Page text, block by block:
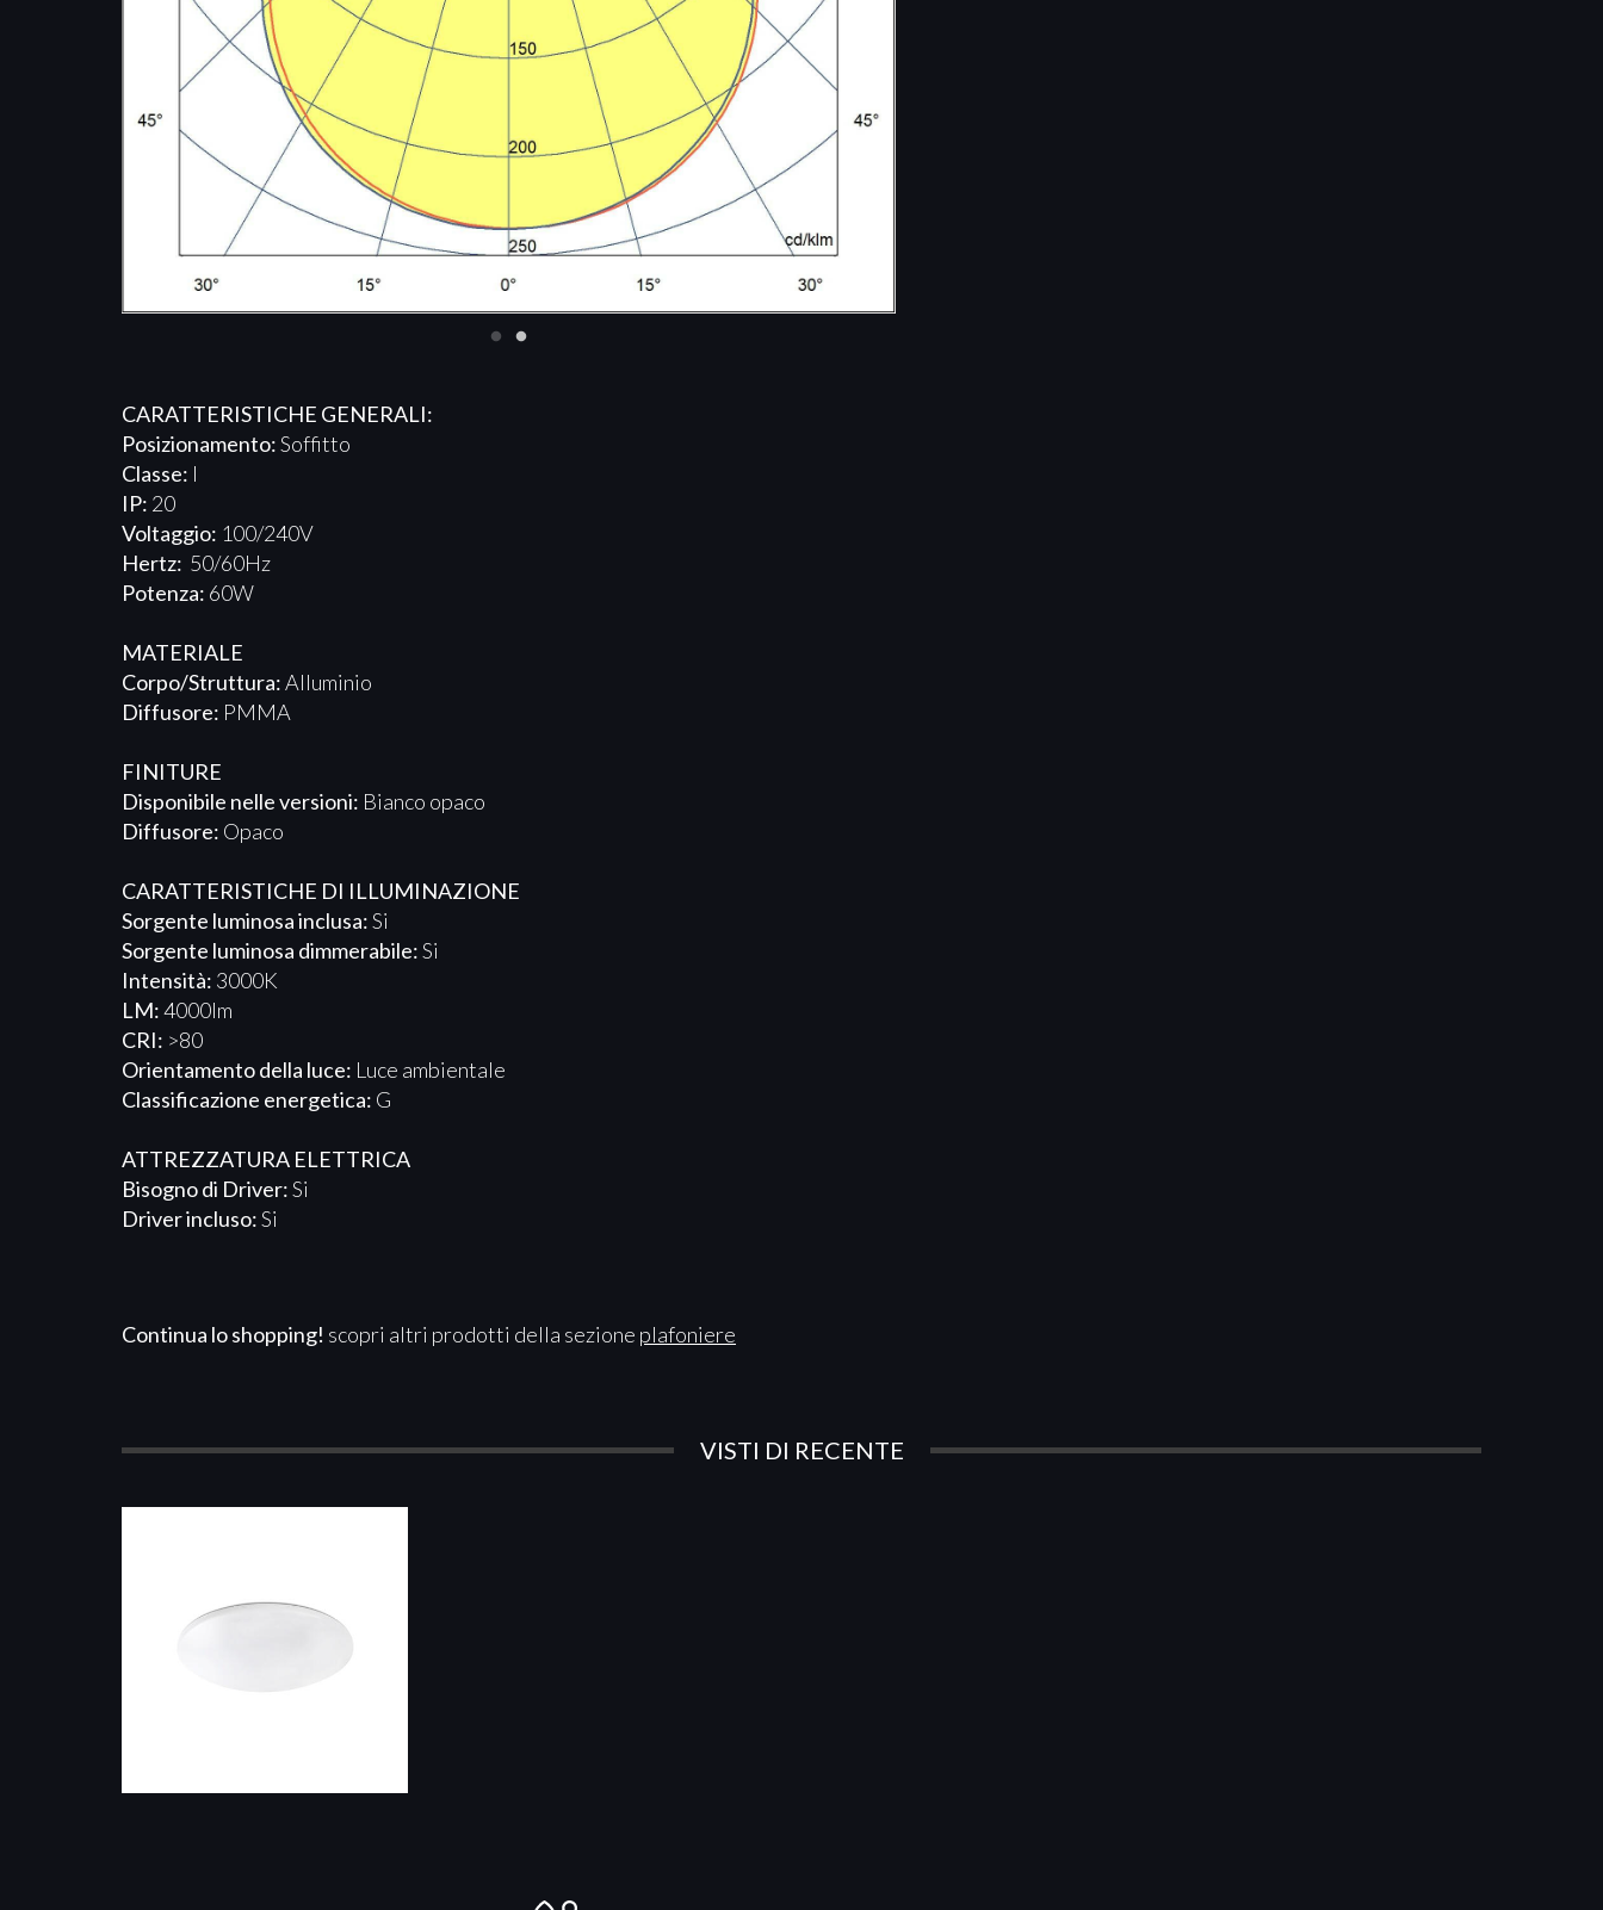
CARATTERISTICHE GENERALI:
Posizionamento:Soffitto
Classe: I
IP: 20
Voltaggio: 100/240V
Hertz: 50/60Hz
Potenza: 60W
MATERIALE
Corpo/Struttura:Alluminio
Diffusore: PMMA
FINITURE
Disponibile nelle versioni: Bianco opaco
Diffusore: Opaco
CARATTERISTICHE DI ILLUMINAZIONE
Sorgente luminosa inclusa:Si
Sorgente luminosa dimmerabile:Si
Intensità: 3000K
LM:4000lm
CRI: >80
Orientamento della luce: Luce ambientale
Classificazione energetica: G
ATTREZZATURA ELETTRICA​​​
Bisogno di Driver:Si
Driver incluso:Si
Continua lo shopping! scopri altri prodotti della sezione plafoniere
VISTI DI RECENTE